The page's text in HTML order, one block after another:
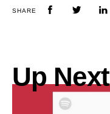
SHARE
Up Next